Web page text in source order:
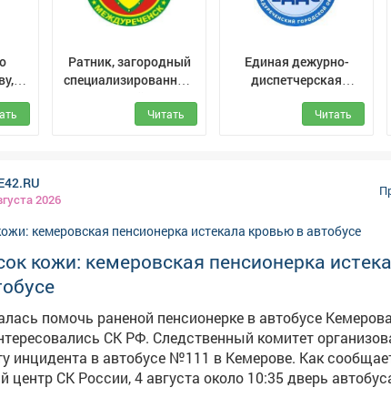
Ратник, загородный
специализированный
палаточный лагерь
Читать
Единая дежурно-
диспетчерская
служба
Междуреченского
Читать
2026
кожи: кемеровская пенсионерка
помочь раненой пенсионерке в автобусе
РФ. Следственный комитет организовал
инцидента в автобусе №111 в Кемерове. Как
СК России, 4 августа около 10:35 дверь
По словам очевидцев в соцсетях, у пассажирки